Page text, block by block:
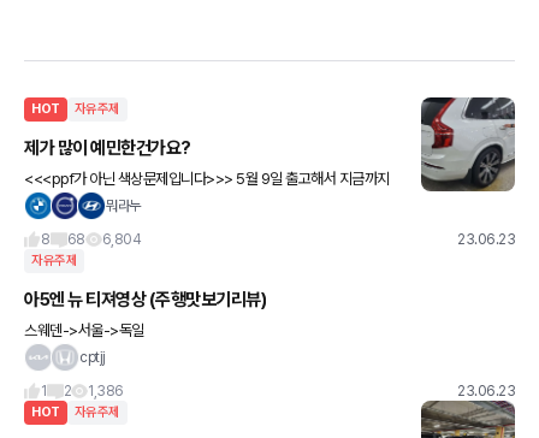
HOT 자유주제
제가 많이 예민한건가요?
<<<ppf가 아닌 색상문제입니다>>> 5월 9일 출고해서 지금까지
타고다니다가 시공 보완하러 틴팅샵에 갔는데 차량 색상에서 위화감
뭐라누
8
68 6,804 23.06.23
자유주제
아5엔 뉴 티져영상 (주행맛보기리뷰)
스웨덴->서울->독일
cptjj
1
2 1,386 23.06.23
HOT 자유주제